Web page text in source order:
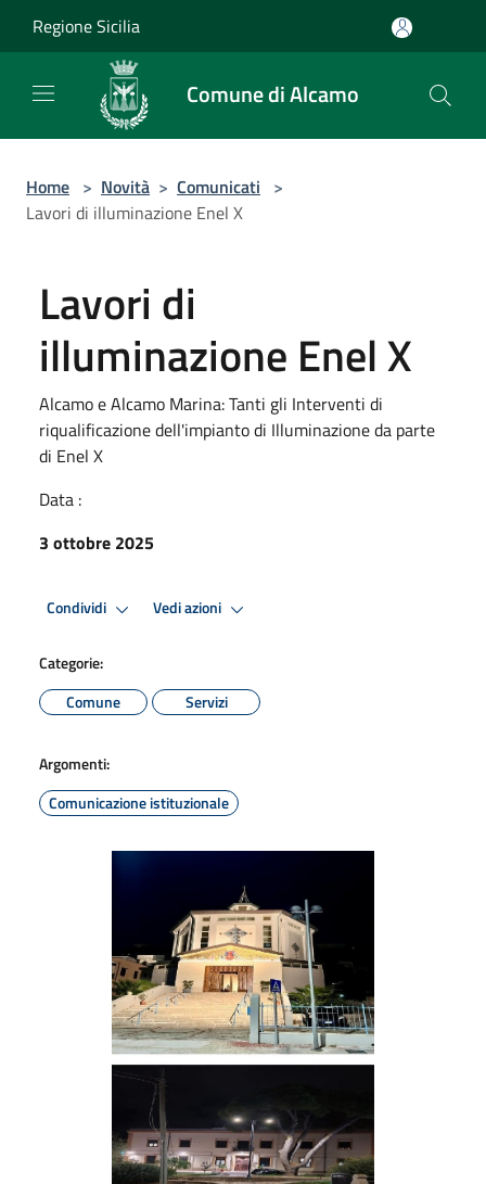
Regione Sicilia
Comune di Alcamo
Home > Novità > Comunicati >
Lavori di illuminazione Enel X
Lavori di
illuminazione Enel X
Alcamo e Alcamo Marina: Tanti gli Interventi di
riqualificazione dell'impianto di Illuminazione da parte
di Enel X
Data :
3 ottobre 2025
Condividi Vedi azioni
Categorie:
Comune
Servizi
Argomenti:
Comunicazione istituzionale